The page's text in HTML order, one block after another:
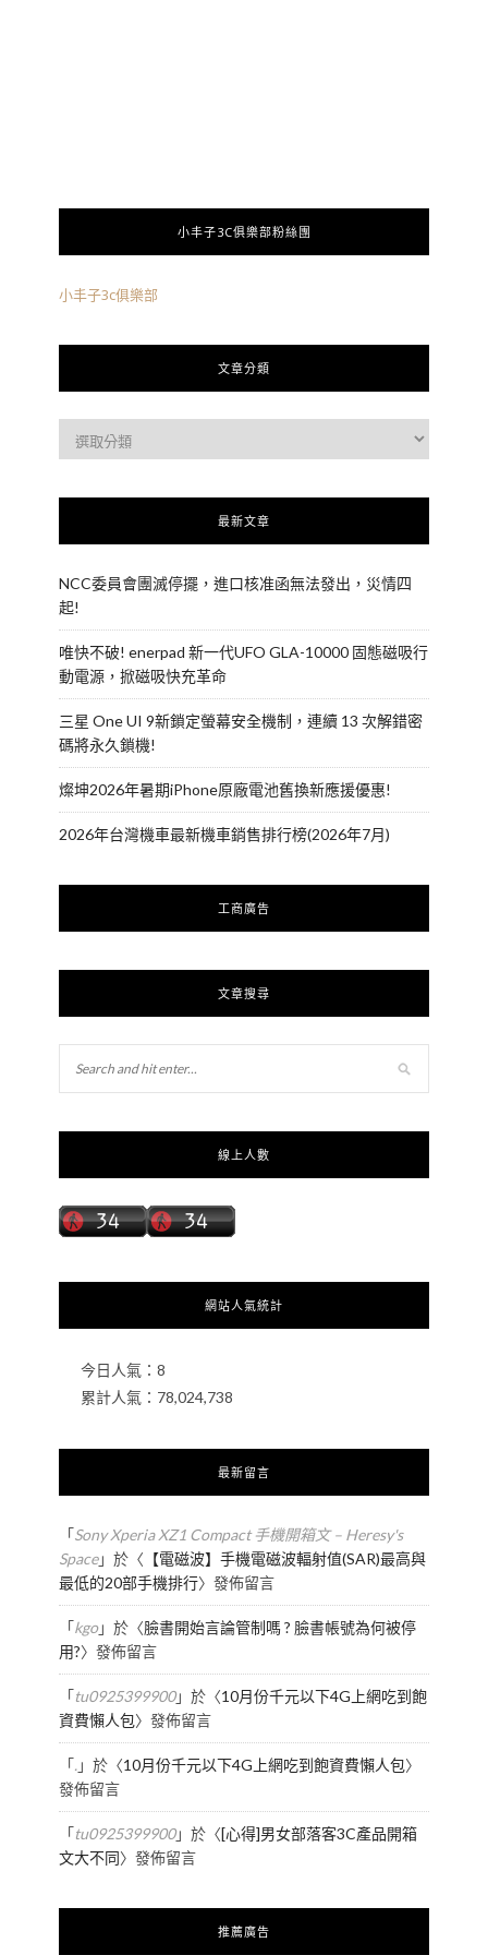
小丰子3C俱樂部粉絲團
小丰子3c俱樂部
文章分類
最新文章
NCC委員會團滅停擺，進口核准函無法發出，災情四
起!
唯快不破! enerpad 新一代UFO GLA-10000 固態磁吸行
動電源，掀磁吸快充革命
三星 One UI 9新鎖定螢幕安全機制，連續 13 次解錯密
碼將永久鎖機!
燦坤2026年暑期iPhone原廠電池舊換新應援優惠!
2026年台灣機車最新機車銷售排行榜(2026年7月)
工商廣告
文章搜尋
線上人數
網站人氣統計
今日人氣： 8
累計人氣： 78,024,738
最新留言
「Sony Xperia XZ1 Compact 手機開箱文 – Heresy's
Space」於〈 【電磁波】手機電磁波輻射值(SAR)最高與
最低的20部手機排行〉發佈留言
「kgo」於〈臉書開始言論管制嗎 ? 臉書帳號為何被停
用?〉發佈留言
「tu0925399900」於〈10月份千元以下4G上網吃到飽
資費懶人包〉發佈留言
「.」於〈10月份千元以下4G上網吃到飽資費懶人包〉
發佈留言
「tu0925399900」於〈[心得]男女部落客3C產品開箱
文大不同〉發佈留言
推薦廣告